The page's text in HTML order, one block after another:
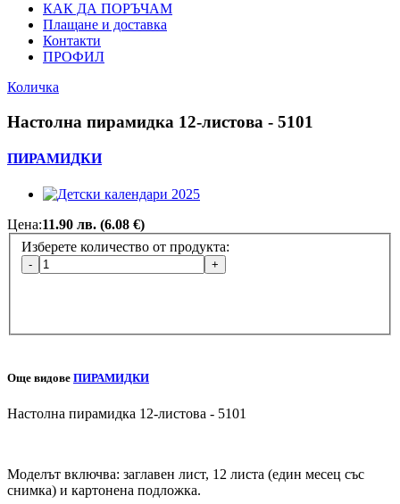
КАК ДА ПОРЪЧАМ
Плащане и доставка
Контакти
ПРОФИЛ
Количка
Настолна пирамидка 12-листова - 5101
ПИРАМИДКИ
Цена:11.90 лв. (6.08 €)
Изберете количество от продукта:
Още видове ПИРАМИДКИ
Настолна пирамидка 12-листова - 5101
Моделът включва: заглавен лист, 12 листа (един месец със
снимка) и картонена подложка.